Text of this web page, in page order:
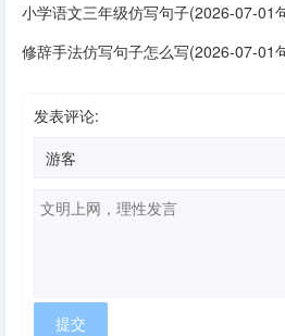
小学语文三年级仿写句子(2026-07-01
修辞手法仿写句子怎么写(2026-07-01
发表评论: